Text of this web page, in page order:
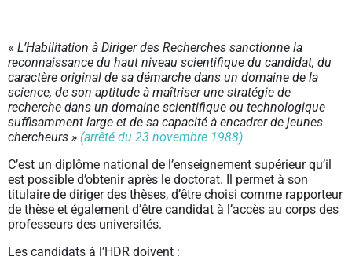
« L’Habilitation à Diriger des Recherches sanctionne la
reconnaissance du haut niveau scientifique du candidat, du
caractère original de sa démarche dans un domaine de la
science, de son aptitude à maîtriser une stratégie de
recherche dans un domaine scientifique ou technologique
suffisamment large et de sa capacité à encadrer de jeunes
chercheurs » (arrêté du 23 novembre 1988)
C’est un diplôme national de l’enseignement supérieur qu’il
est possible d’obtenir après le doctorat. Il permet à son
titulaire de diriger des thèses, d’être choisi comme rapporteur
de thèse et également d’être candidat à l’accès au corps des
professeurs des universités.
Les candidats à l’HDR doivent :